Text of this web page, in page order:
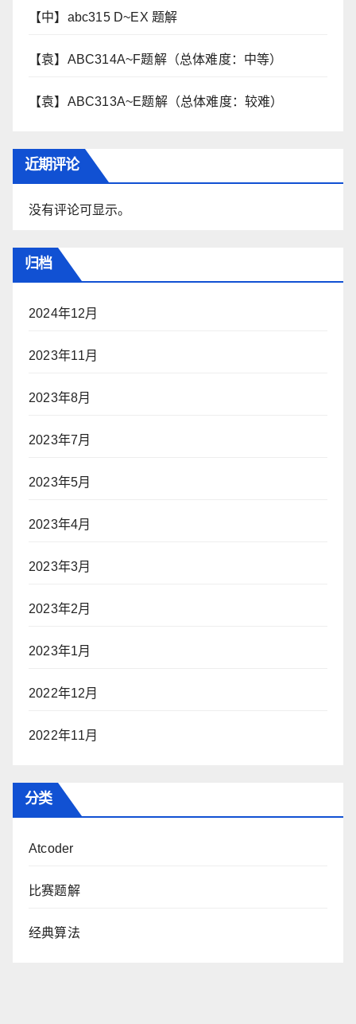
【中】abc315 D~EX 题解
【袁】ABC314A~F题解（总体难度：中等）
【袁】ABC313A~E题解（总体难度：较难）
近期评论
没有评论可显示。
归档
2024年12月
2023年11月
2023年8月
2023年7月
2023年5月
2023年4月
2023年3月
2023年2月
2023年1月
2022年12月
2022年11月
分类
Atcoder
比赛题解
经典算法